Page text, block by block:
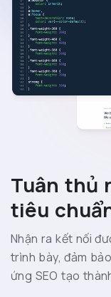
Tuân thủ
tiêu
Nhận ra kết nối
trình bày, đảm
ứng SEO tạo